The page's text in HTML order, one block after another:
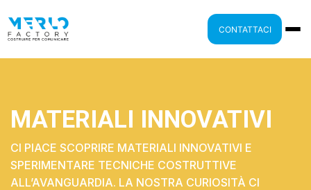
CONTATTACI
MATERIALI INNOVATIVI
CI PIACE SCOPRIRE MATERIALI INNOVATIVI E
SPERIMENTARE TECNICHE COSTRUTTIVE
ALL’AVANGUARDIA. LA NOSTRA CURIOSITÀ CI